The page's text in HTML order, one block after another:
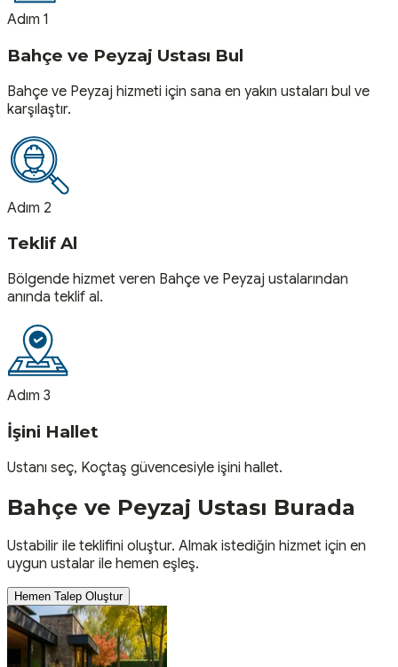
Adım 1
Bahçe ve Peyzaj Ustası Bul
Bahçe ve Peyzaj hizmeti için sana en yakın ustaları bul ve
karşılaştır.
Adım 2
Teklif Al
Bölgende hizmet veren Bahçe ve Peyzaj ustalarından
anında teklif al.
Adım 3
İşini Hallet
Ustanı seç, Koçtaş güvencesiyle işini hallet.
Bahçe ve Peyzaj Ustası Burada
Ustabilir ile teklifini oluştur. Almak istediğin hizmet için en
uygun ustalar ile hemen eşleş.
Hemen Talep Oluştur